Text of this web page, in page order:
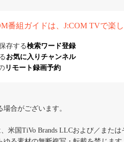
番組ガイドは、J:COM TVで楽
存する検索ワード登録
お気に入りチャンネル
リモート録画予約
合がございます。
米国TiVo Brands LLCおよび／また